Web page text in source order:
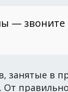
— звоните
в